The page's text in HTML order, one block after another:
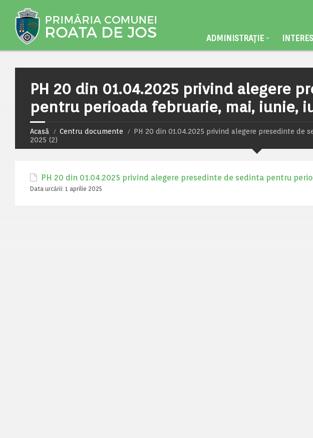
ADMINISTRAȚIE
PH 20 din 01.04.2025 privind alegere
pentru perioada februarie, mai, iunie,
Acasă Centru documente
PH 20 din 01.04.2025 privind alegere presedinte de
2025 (2)
PH 20 din 01.04.2025 privind alegere presedinte de sedinta pentru
Data urcării: 1 aprilie 2025